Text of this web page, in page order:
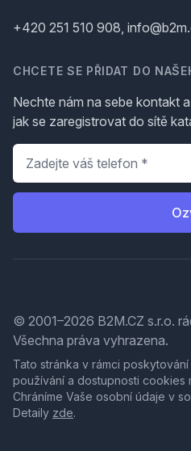
+420 251 510 908,
CHCETE SE PŘIDAT DO
Nechte nám na sebe kontakt
jak se zaregistrovat do sítě
Telefon
© 2001–2026 B2M.CZ s.r.o.
Všechna práva vyhrazena.
Tato stránka v rámci
používání a dostupnosti cookies
Chráníme Vaše osobní údaje v
Detaily zde.